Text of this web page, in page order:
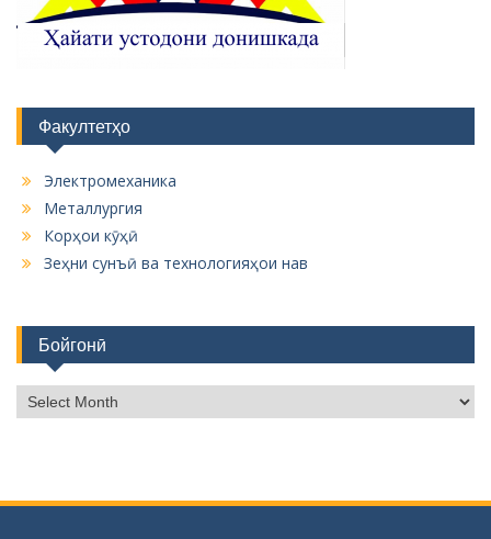
Факултетҳо
Электромеханика
Металлургия
Корҳои кӯҳӣ
Зеҳни сунъӣ ва технологияҳои нав
Бойгонӣ
о
н